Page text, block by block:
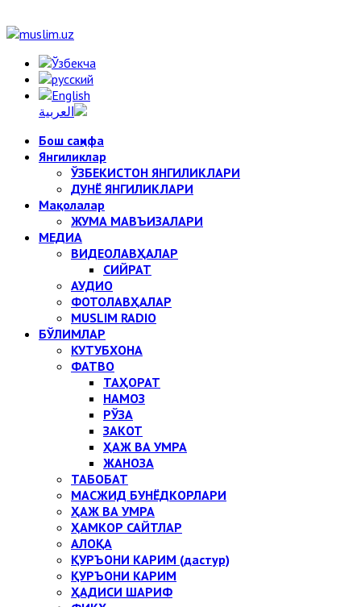
Бош саҳифа
Янгиликлар
ЎЗБЕКИСТОН ЯНГИЛИКЛАРИ
ДУНЁ ЯНГИЛИКЛАРИ
Мақолалар
ЖУМА МАВЪИЗАЛАРИ
МЕДИА
ВИДЕОЛАВҲАЛАР
СИЙРАТ
АУДИО
ФОТОЛАВҲАЛАР
MUSLIM RADIO
БЎЛИМЛАР
КУТУБХОНА
ФАТВО
ТАҲОРАТ
НАМОЗ
РЎЗА
ЗАКОТ
ҲАЖ ВА УМРА
ЖАНОЗА
ТАБОБАТ
МАСЖИД БУНЁДКОРЛАРИ
ҲАЖ ВА УМРА
ҲАМКОР САЙТЛАР
АЛОҚА
ҚУРЪОНИ КАРИМ (дастур)
ҚУРЪОНИ КАРИМ
ҲАДИСИ ШАРИФ